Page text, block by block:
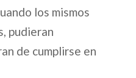
los mismos
pudieran
de cumplirse en